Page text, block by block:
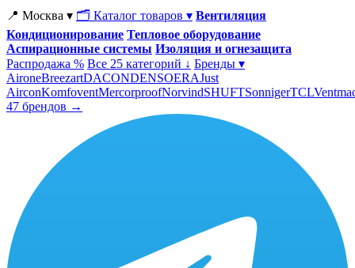
📍 Москва ▾ 🗂 Каталог товаров ▾ Вентиляция
Кондиционирование Тепловое оборудование
Аспирационные системы Изоляция и огнезащита
Распродажа % Все 25 категорий ↓ Бренды ▾
AironeBreezartDACONDENSOERAJust
AirconKomfoventMercorproofNorvindSHUFTSonnigerTCL
47 брендов →